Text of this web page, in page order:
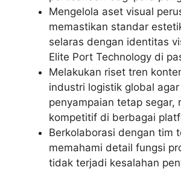
Mengelola aset visual
memastikan standar
selaras dengan identitas
Elite Port Technology di
Melakukan riset tren
industri logistik global agar
penyampaian tetap segar,
kompetitif di berbagai
Berkolaborasi dengan tim
memahami detail fungsi
tidak terjadi kesalahan